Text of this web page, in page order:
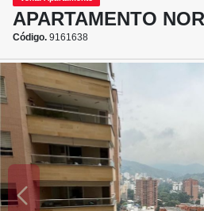
APARTAMENTO
Código. 9161638